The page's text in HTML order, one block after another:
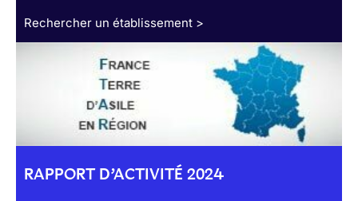
Rechercher un établissement >
RAPPORT D’ACTIVITÉ 2024